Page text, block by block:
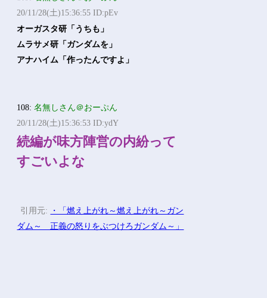
20/11/28(土)15:36:55 ID:pEv
オーガスタ研「うちも」
ムラサメ研「ガンダムを」
アナハイム「作ったんですよ」
108:名無しさん＠おーぷん
20/11/28(土)15:36:53 ID:ydY
続編が味方陣営の内紛って
すごいよな
引用元:
・「燃え上がれ～燃え上がれ～ガン
ダム～ 正義の怒りをぶつけろガンダム～」